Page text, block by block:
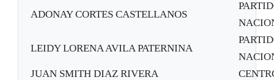
ADONAY CORTES CASTELLANOS
LEIDY LORENA AVILA PATERNINA
JUAN SMITH DIAZ RIVERA